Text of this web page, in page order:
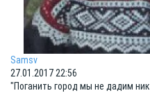
Samsv
27.01.2017 22:56
"Поганить город мы не дадим